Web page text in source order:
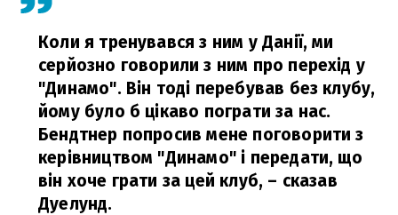
Коли я тренувався з ним у Данії, ми
серйозно говорили з ним про перехід у
"Динамо". Він тоді перебував без клубу,
йому було б цікаво пограти за нас.
Бендтнер попросив мене поговорити з
керівництвом "Динамо" і передати, що
він хоче грати за цей клуб, – сказав
Дуелунд.